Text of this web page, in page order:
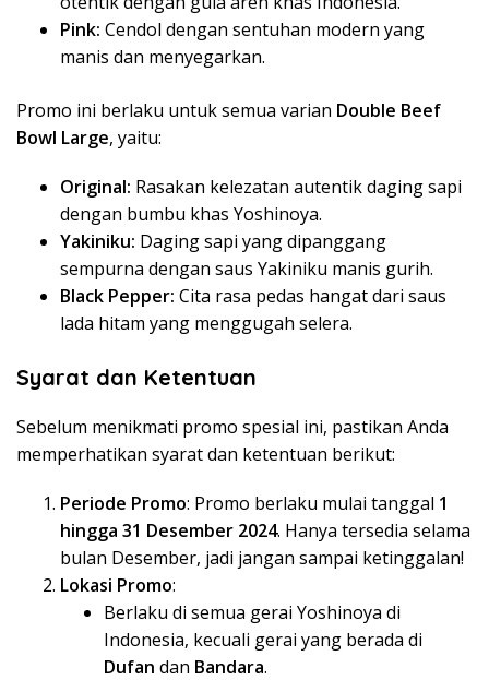
Pink: Cendol dengan sentuhan modern yang
manis dan menyegarkan.
Promo ini berlaku untuk semua varian Double Beef
Bowl Large, yaitu:
Original: Rasakan kelezatan autentik daging sapi
dengan bumbu khas Yoshinoya.
Yakiniku: Daging sapi yang dipanggang
sempurna dengan saus Yakiniku manis gurih.
Black Pepper: Cita rasa pedas hangat dari saus
lada hitam yang menggugah selera.
Syarat dan Ketentuan
Sebelum menikmati promo spesial ini, pastikan Anda
memperhatikan syarat dan ketentuan berikut:
Periode Promo: Promo berlaku mulai tanggal 1
hingga 31 Desember 2024. Hanya tersedia selama
bulan Desember, jadi jangan sampai ketinggalan!
Lokasi Promo:
Berlaku di semua gerai Yoshinoya di
Indonesia, kecuali gerai yang berada di
Dufan dan Bandara.